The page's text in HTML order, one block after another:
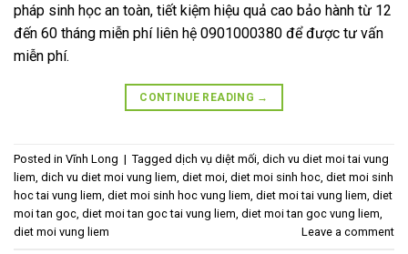
pháp sinh học an toàn, tiết kiệm hiệu quả cao bảo hành từ 12
đến 60 tháng miễn phí liên hệ 0901000380 để được tư vấn
miễn phí.
CONTINUE READING →
Posted in Vĩnh Long | Tagged dịch vụ diệt mối, dich vu diet moi tai vung
liem, dich vu diet moi vung liem, diet moi, diet moi sinh hoc, diet moi sinh
hoc tai vung liem, diet moi sinh hoc vung liem, diet moi tai vung liem, diet
moi tan goc, diet moi tan goc tai vung liem, diet moi tan goc vung liem,
diet moi vung liem
Leave a comment